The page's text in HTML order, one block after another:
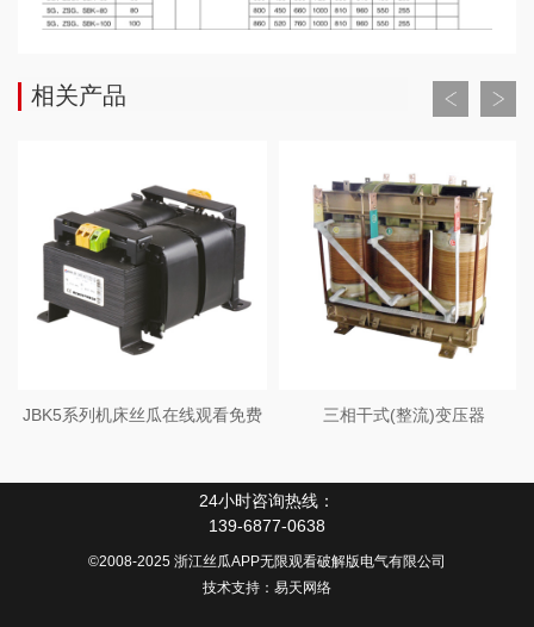
相关产品
系列机床丝瓜在线观看免费 三相干式(整流)变压器
24小时咨询热线：
139-6877-0638
©2008-2025 浙江丝瓜APP无限观看破解版电气有限公司
技术支持： 易天网络